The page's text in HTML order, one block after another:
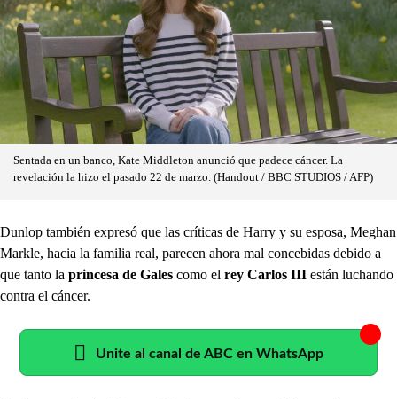
Sentada en un banco, Kate Middleton anunció que padece cáncer. La
revelación la hizo el pasado 22 de marzo. (Handout / BBC STUDIOS / AFP)
Dunlop también expresó que las críticas de Harry y su esposa, Meghan
Markle, hacia la familia real, parecen ahora mal concebidas debido a
que tanto la princesa de Gales como el rey Carlos III están luchando
contra el cáncer.
Unite al canal de ABC en WhatsApp